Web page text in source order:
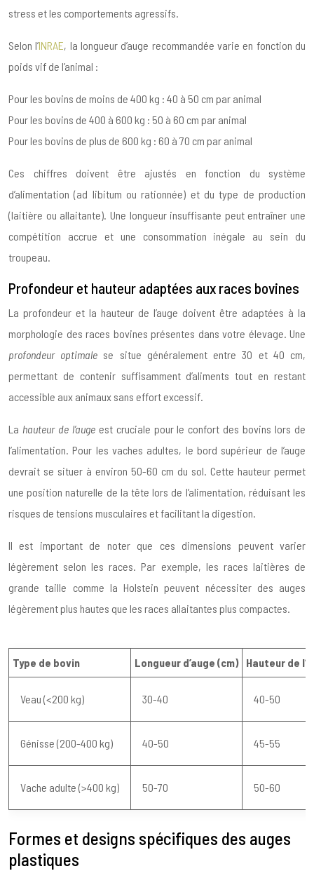
stress et les comportements agressifs.
Selon l’INRAE, la longueur d’auge recommandée varie en fonction du
poids vif de l’animal :
Pour les bovins de moins de 400 kg : 40 à 50 cm par animal
Pour les bovins de 400 à 600 kg : 50 à 60 cm par animal
Pour les bovins de plus de 600 kg : 60 à 70 cm par animal
Ces chiffres doivent être ajustés en fonction du système
d’alimentation (ad libitum ou rationnée) et du type de production
(laitière ou allaitante). Une longueur insuffisante peut entraîner une
compétition accrue et une consommation inégale au sein du
troupeau.
Profondeur et hauteur adaptées aux races bovines
La profondeur et la hauteur de l’auge doivent être adaptées à la
morphologie des races bovines présentes dans votre élevage. Une
profondeur optimale se situe généralement entre 30 et 40 cm,
permettant de contenir suffisamment d’aliments tout en restant
accessible aux animaux sans effort excessif.
La hauteur de l’augeest cruciale pour le confort des bovins lors de
l’alimentation. Pour les vaches adultes, le bord supérieur de l’auge
devrait se situer à environ 50-60 cm du sol. Cette hauteur permet
une position naturelle de la tête lors de l’alimentation, réduisant les
risques de tensions musculaires et facilitant la digestion.
Il est important de noter que ces dimensions peuvent varier
légèrement selon les races. Par exemple, les races laitières de
grande taille comme la Holstein peuvent nécessiter des auges
légèrement plus hautes que les races allaitantes plus compactes.
Type de bovin Longueur d’auge (cm) Hauteur de
Veau (<200 kg) 30-40 40-50
Génisse (200-400 kg) 40-50 45-55
Vache adulte (>400 kg) 50-70 50-60
Formes et designs spécifiques des auges
plastiques